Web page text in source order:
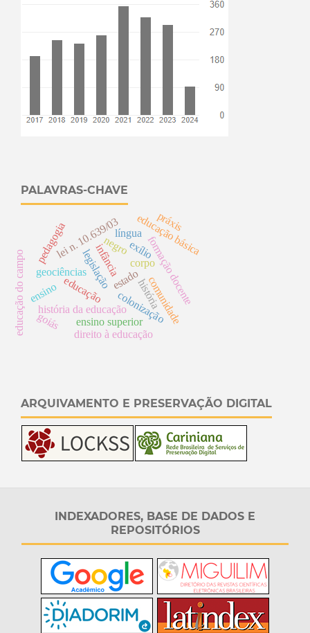
PALAVRAS-CHAVE
infância
história
corpo
geociências
educação comunidade
colonização
estado
negro
história da educação
goiás
formação docente
ensino superior
lei n. 10.639/03 educação básica
educação do campo legislação
direito à educação
pedagogia
ensino
exílio
práxis
língua
ARQUIVAMENTO E PRESERVAÇÃO DIGITAL
INDEXADORES, BASE DE DADOS E
REPOSITÓRIOS